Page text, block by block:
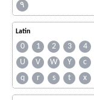
۹
Latin
0 1 2 3 4
U
V W Y c
q
r s t x